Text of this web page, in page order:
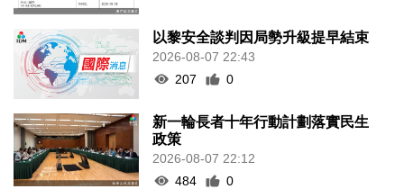
以黎安全談判因局勢升級提早結束
2026-08-07 22:43
207
0
新一輪長者十年行動計劃落實民生
政策
2026-08-07 22:12
484
0